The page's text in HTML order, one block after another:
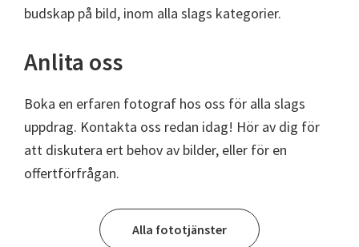
budskap på bild, inom alla slags kategorier.
Anlita oss
Boka en erfaren fotograf hos oss för alla slags
uppdrag. Kontakta oss redan idag! Hör av dig för
att diskutera ert behov av bilder, eller för en
offertförfrågan.
Alla fototjänster